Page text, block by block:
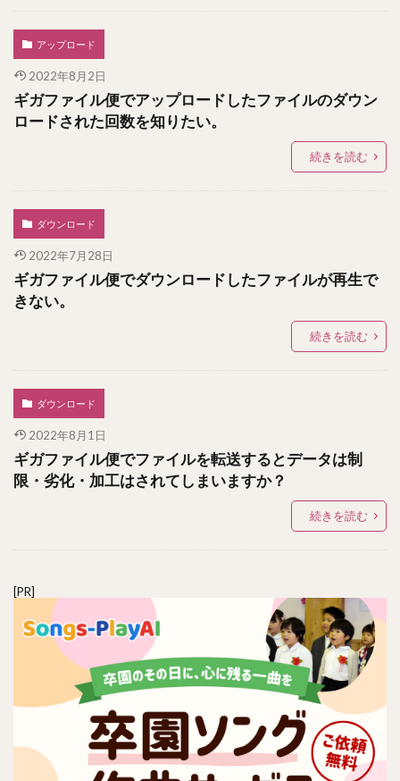
アップロード
2022年8月2日
ギガファイル便でアップロードしたファイルのダウン
ロードされた回数を知りたい。
続きを読む
ダウンロード
2022年7月28日
ギガファイル便でダウンロードしたファイルが再生で
きない。
続きを読む
ダウンロード
2022年8月1日
ギガファイル便でファイルを転送するとデータは制
限・劣化・加工はされてしまいますか？
続きを読む
[PR]